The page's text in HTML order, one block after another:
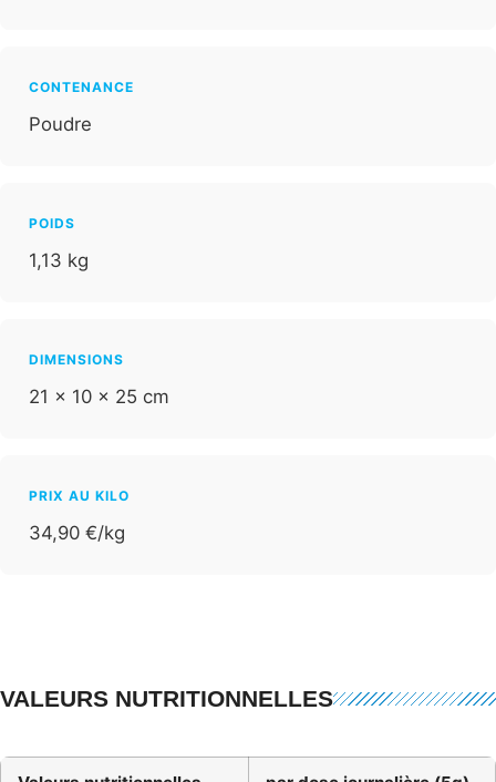
CONTENANCE
Poudre
POIDS
1,13 kg
DIMENSIONS
21 × 10 × 25 cm
PRIX AU KILO
34,90 €/kg
VALEURS NUTRITIONNELLES